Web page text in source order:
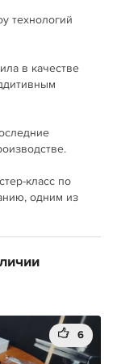
технологий
в качестве
класс по
одним из
6